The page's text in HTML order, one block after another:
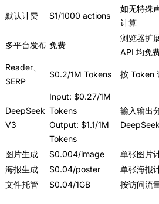
默认计费 $1/1000 actions
如无特殊
计算
多平台发布 免费
浏览器扩
API 均免
Reader、
SERP
$0.2/1M Tokens 按 Token
DeepSeek
V3
Input: $0.27/1M
Tokens
Output: $1.1/1M
Tokens
输入输出
图片生成 $0.004/image
单张图片
海报生成
$0.04/poster
单张海报
文件托管
$0.04/1GB 按访问流